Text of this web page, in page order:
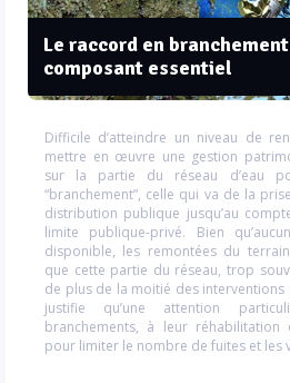
Le raccord en
composant essentiel
Difficile d’atteindre un niveau de
mettre en œuvre une gestion
sur la partie du réseau d’eau
“branchement”, celle qui va de la
distribution publique jusqu’au
limite publique-privé. Bien
disponible, les remontées du
que cette partie du réseau, trop
de plus de la moitié des interventions
justifie qu’une attention
branchements, à leur
pour limiter le nombre de fuites et les